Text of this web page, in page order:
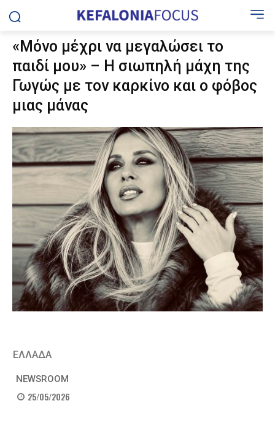
«Μόνο μέχρι να μεγαλώσει το
παιδί μου» – Η σιωπηλή μάχη της
Γωγώς με τον καρκίνο και ο φόβος
μιας μάνας
ΕΛΛΑΔΑ
NEWSROOM
25/05/2026